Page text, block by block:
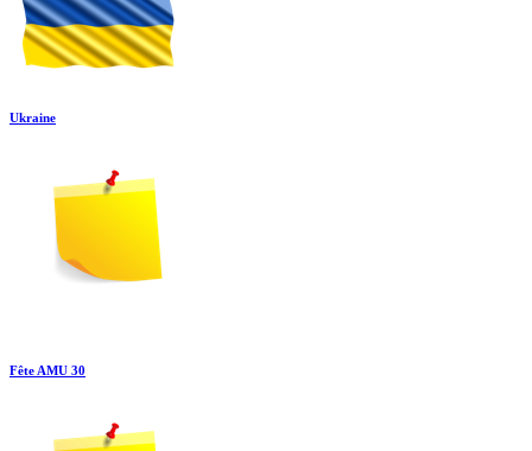
Ukraine
Fête AMU 30